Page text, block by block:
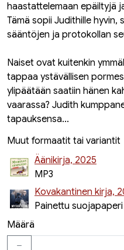
haastattelemaan epäiltyjä
Tämä sopii Judithille hyvin,
sääntöjen ja protokollan
Naiset ovat kuitenkin
tappaa ystävällisen
ylipäätään saatiin hänen
vaarassa? Judith
tapauksensa...
Muut formaatit tai variantit
Äänikirja, 2025
MP3
Kovakantinen kirja,
Painettu suojapaperi
Määrä